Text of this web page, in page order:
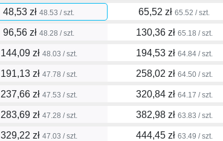
48,53 zł 48.53 / szt. 65,52 zł 65.52 / szt.
96,56 zł 48.28 / szt. 130,36 zł 65.18 / szt.
144,09 zł 48.03 / szt. 194,53 zł 64.84 / szt.
191,13 zł 47.78 / szt. 258,02 zł 64.50 / szt.
237,66 zł 47.53 / szt. 320,84 zł 64.17 / szt.
283,69 zł 47.28 / szt. 382,98 zł 63.83 / szt.
329,22 zł 47.03 / szt. 444,45 zł 63.49 / szt.